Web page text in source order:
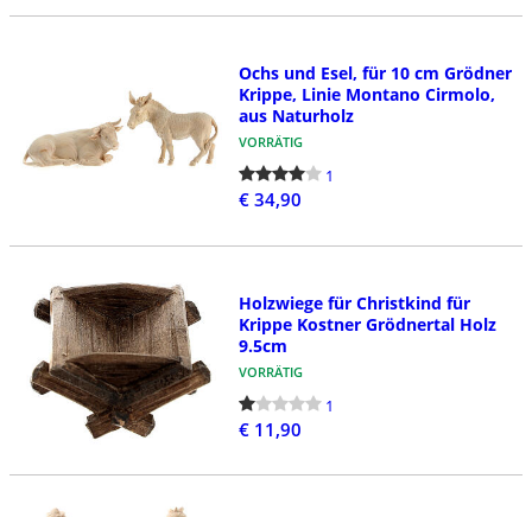
Ochs und Esel, für 10 cm Grödner
Krippe, Linie Montano Cirmolo,
aus Naturholz
VORRÄTIG
1
€ 34,90
Holzwiege für Christkind für
Krippe Kostner Grödnertal Holz
9.5cm
VORRÄTIG
1
€ 11,90